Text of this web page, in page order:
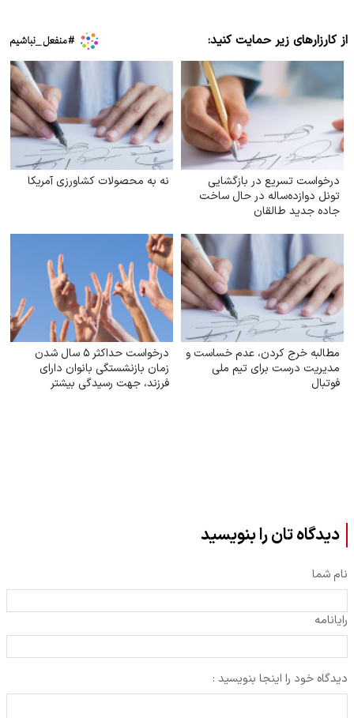
از کارزارهای زیر حمایت کنید:
درخواست تسریع در بازگشایی
تونل دوازده‌ساله در حال ساخت
جاده جدید طالقان
نه به محصولات کشاورزی آمریکا
مطالبه خرج کردن، عدم خساست و
مدیریت درست برای تیم ملی
فوتبال
درخواست حداکثر ۵ سال شدن
زمان بازنشستگی بانوان دارای
فرزند، جهت رسیدگی بیشتر
دیدگاه تان را بنویسید
نام شما
رایانامه
دیدگاه خود را اینجا بنویسید :